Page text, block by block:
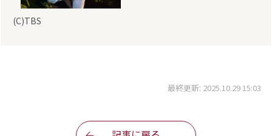
(C)TBS
最終更新: 2025.10.29 15:03